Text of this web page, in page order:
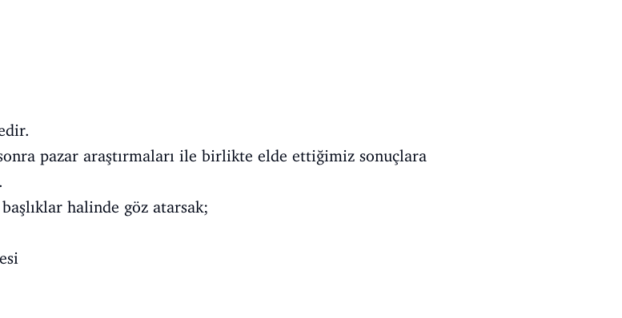
pazar araştırmaları ile birlikte elde ettiğimiz sonuçlara
halinde göz atarsak;